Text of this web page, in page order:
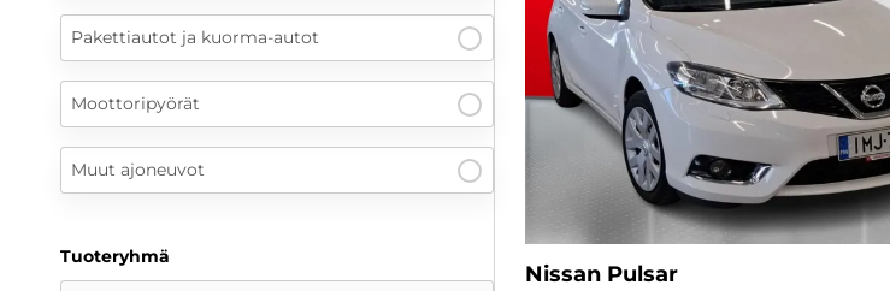
Pakettiautot ja kuorma-autot
Moottoripyörät
Muut ajoneuvot
Tuoteryhmä
Nissan Pulsar